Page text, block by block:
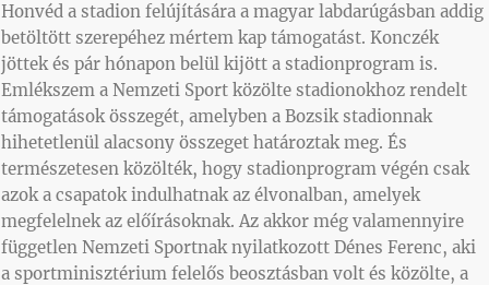
Honvéd a stadion felújítására a magyar labdarúgásban addig
betöltött szerepéhez mértem kap támogatást. Konczék
jöttek és pár hónapon belül kijött a stadionprogram is.
Emlékszem a Nemzeti Sport közölte stadionokhoz rendelt
támogatások összegét, amelyben a Bozsik stadionnak
hihetetlenül alacsony összeget határoztak meg. És
természetesen közölték, hogy stadionprogram végén csak
azok a csapatok indulhatnak az élvonalban, amelyek
megfelelnek az előírásoknak. Az akkor még valamennyire
független Nemzeti Sportnak nyilatkozott Dénes Ferenc, aki
a sportminisztérium felelős beosztásban volt és közölte, a